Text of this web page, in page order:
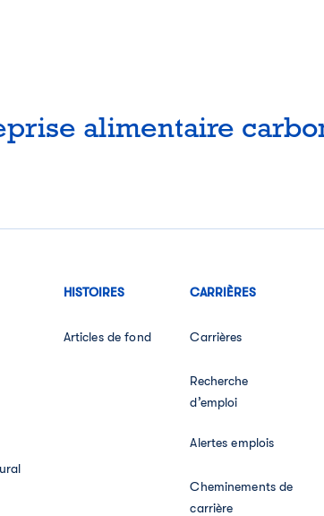
alimentaire
HISTOIRES
Articles de fond
CARRIÈRES
Carrières
Recherche
d’emploi
Alertes emplois
Cheminements de
carrière